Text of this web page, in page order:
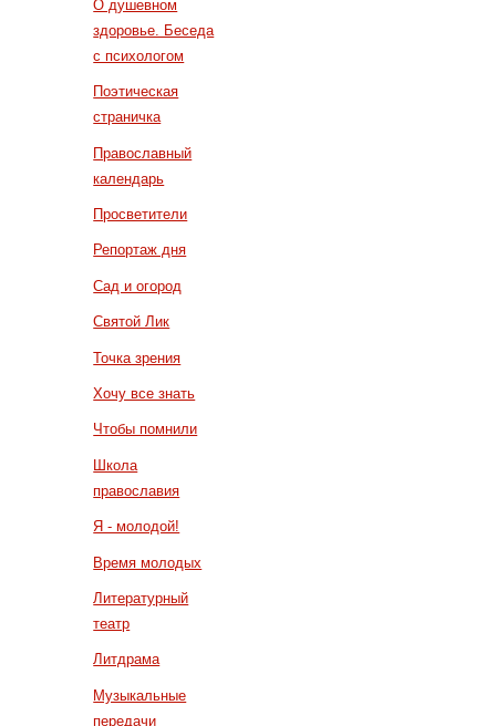
О душевном
здоровье. Беседа
с психологом
Поэтическая
страничка
Православный
календарь
Просветители
Репортаж дня
Сад и огород
Святой Лик
Точка зрения
Хочу все знать
Чтобы помнили
Школа
православия
Я - молодой!
Время молодых
Литературный
театр
Литдрама
Музыкальные
передачи